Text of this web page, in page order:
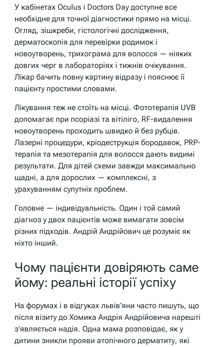
У кабінетах Oculus і Doctors Day доступне все
необхідне для точної діагностики прямо на місці.
Огляд, зішкреби, гістологічні дослідження,
дерматоскопія для перевірки родимок і
новоутворень, трихограма для волосся — ніяких
довгих черг в лабораторіях і тижнів очікування.
Лікар бачить повну картину відразу і пояснює її
пацієнту простими словами.
Лікування теж не стоїть на місці. Фототерапія UVB
допомагає при псоріазі та вітіліго, RF-видалення
новоутворень проходить швидко й без рубців.
Лазерні процедури, кріодеструкція бородавок, PRP-
терапія та мезотерапія для волосся дають видимі
результати. Для дітей схеми завжди максимально
щадні, а для дорослих — комплексні, з
урахуванням супутніх проблем.
Головне — індивідуальність. Один і той самий
діагноз у двох пацієнтів може вимагати зовсім
різних підходів. Андрій Андрійович це розуміє як
ніхто інший.
Чому пацієнти довіряють саме
йому: реальні історії успіху
На форумах і в відгуках львів’яни часто пишуть, що
після візиту до Хомика Андрія Андрійовича нарешті
з’являється надія. Одна мама розповідає, як у
дитини зникли прояви атопічного дерматиту, які